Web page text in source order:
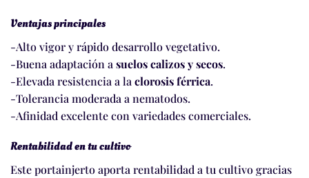
Ventajas principales
-Alto vigor y rápido desarrollo vegetativo.
-Buena adaptación a suelos calizos y secos.
-Elevada resistencia a la clorosis férrica.
-Tolerancia moderada a nematodos.
-Afinidad excelente con variedades comerciales.
Rentabilidad en tu cultivo
Este portainjerto aporta rentabilidad a tu cultivo gracias